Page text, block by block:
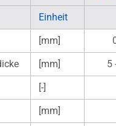
Einheit
[mm]
[mm] 5
[-]
[mm]